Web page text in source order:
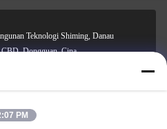
Teknologi Shiming, Danau
CBD, Dongguan, Cina
PM